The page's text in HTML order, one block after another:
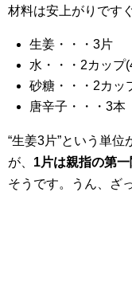
材料は安上がりです
生姜・・・3片
水・・・2カップ
砂糖・・・2カッ
唐辛子・・・3本
“生姜3片”という単
が、 1片は親指の第
そうです。うん、ざ